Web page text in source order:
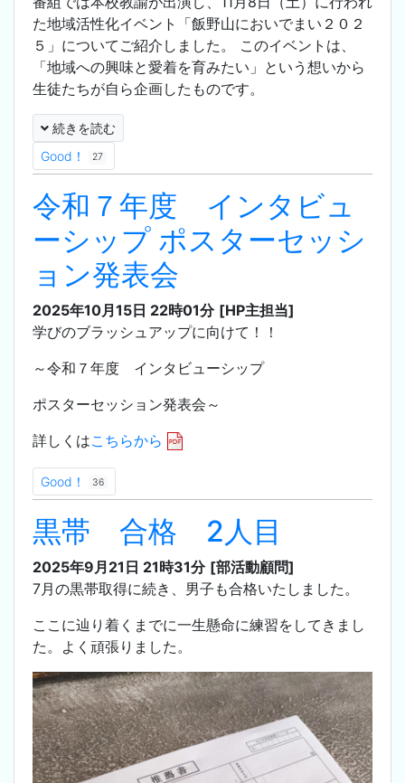
た地域活性化イベント「飯野山においでまい２０２
５」についてご紹介しました。 このイベントは、
「地域への興味と愛着を育みたい」という想いから
生徒たちが自ら企画したものです。
続きを読む
Good！
27
令和７年度 インタビュ
ーシップ ポスターセッシ
ョン発表会
2025年10月15日 22時01分 [HP主担当]
学びのブラッシュアップに向けて！！
～令和７年度 インタビューシップ
ポスターセッション発表会～
詳しくはこちらから
Good！ 36
黒帯 合格 2人目
2025年9月21日 21時31分 [部活動顧問]
7月の黒帯取得に続き、男子も合格いたしました。
ここに辿り着くまでに一生懸命に練習をしてきまし
た。よく頑張りました。